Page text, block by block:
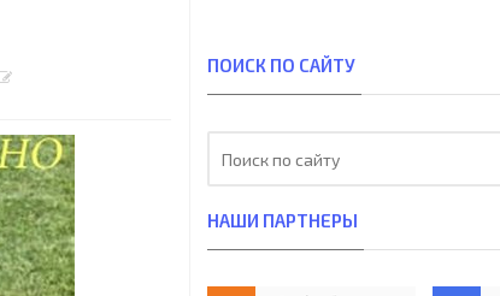
ПОИСК ПО САЙТУ
НАШИ ПАРТНЕРЫ